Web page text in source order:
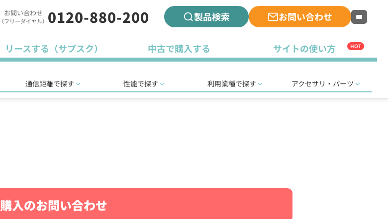
お問い合わせ
（フリーダイヤル） 0120-880-200 製品検索 お問い合わせ
リースする（サブスク） 中古で購入する サイトの使い方 HOT
通信距離で探す 性能で探す 利用業種で探す アクセサリ・パーツ
購入のお問い合わせ